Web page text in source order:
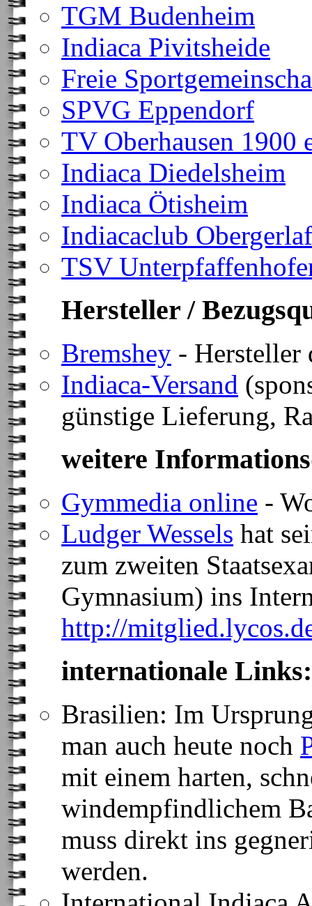
TGM Budenheim
Indiaca Pivitsheide
Freie
SPVG Eppendorf
TV Oberhausen 1900
Indiaca Diedelsheim
Indiaca Ötisheim
Indiacaclub
TSV
Hersteller /
Bremshey - Hersteller
Indiaca-Versand
günstige Lieferung,
weitere
Gymmedia online -
Ludger Wessels hat
zum zweiten
Gymnasium) ins
http://
internationale Links:
Brasilien: Im
man auch heute noch
mit einem harten,
windempfindlichem
muss direkt ins
werden.